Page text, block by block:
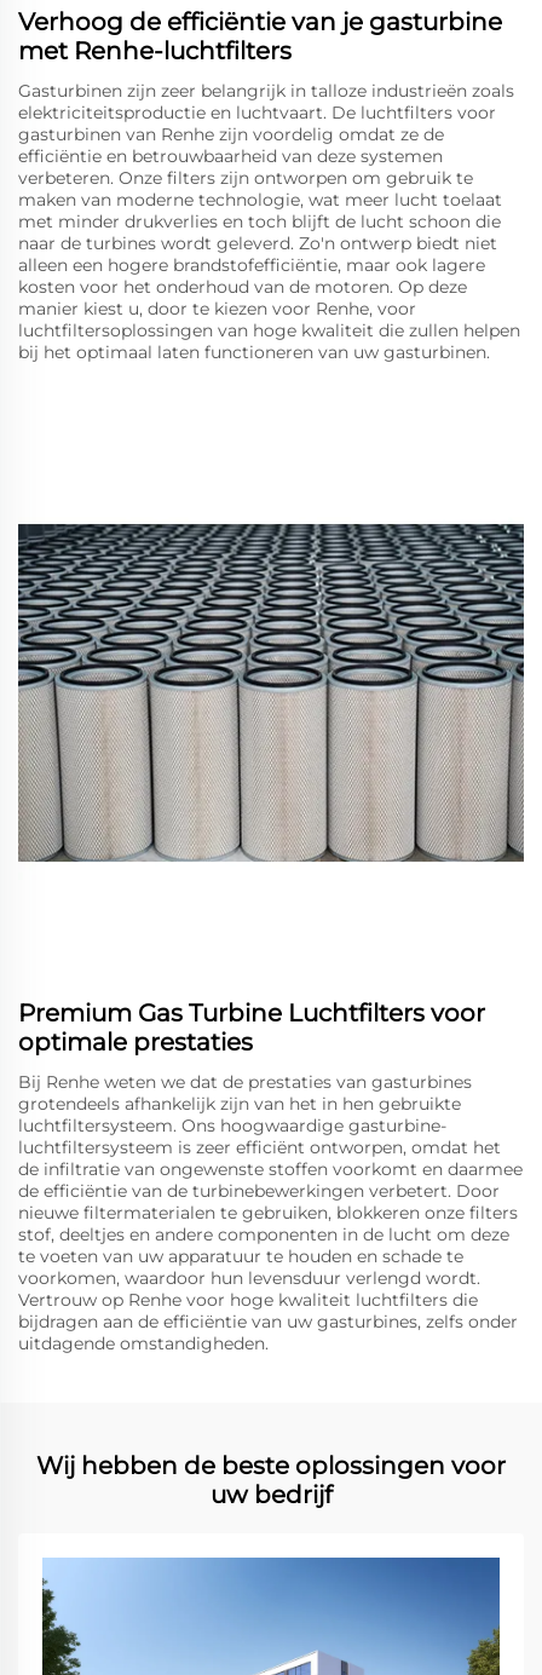
Verhoog de efficiëntie van je gasturbine
met Renhe-luchtfilters
Gasturbinen zijn zeer belangrijk in talloze industrieën zoals
elektriciteitsproductie en luchtvaart. De luchtfilters voor
gasturbinen van Renhe zijn voordelig omdat ze de
efficiëntie en betrouwbaarheid van deze systemen
verbeteren. Onze filters zijn ontworpen om gebruik te
maken van moderne technologie, wat meer lucht toelaat
met minder drukverlies en toch blijft de lucht schoon die
naar de turbines wordt geleverd. Zo'n ontwerp biedt niet
alleen een hogere brandstofefficiëntie, maar ook lagere
kosten voor het onderhoud van de motoren. Op deze
manier kiest u, door te kiezen voor Renhe, voor
luchtfiltersoplossingen van hoge kwaliteit die zullen helpen
bij het optimaal laten functioneren van uw gasturbinen.
Premium Gas Turbine Luchtfilters voor
optimale prestaties
Bij Renhe weten we dat de prestaties van gasturbines
grotendeels afhankelijk zijn van het in hen gebruikte
luchtfiltersysteem. Ons hoogwaardige gasturbine-
luchtfiltersysteem is zeer efficiënt ontworpen, omdat het
de infiltratie van ongewenste stoffen voorkomt en daarmee
de efficiëntie van de turbinebewerkingen verbetert. Door
nieuwe filtermaterialen te gebruiken, blokkeren onze filters
stof, deeltjes en andere componenten in de lucht om deze
te voeten van uw apparatuur te houden en schade te
voorkomen, waardoor hun levensduur verlengd wordt.
Vertrouw op Renhe voor hoge kwaliteit luchtfilters die
bijdragen aan de efficiëntie van uw gasturbines, zelfs onder
uitdagende omstandigheden.
Wij hebben de beste oplossingen voor
uw bedrijf